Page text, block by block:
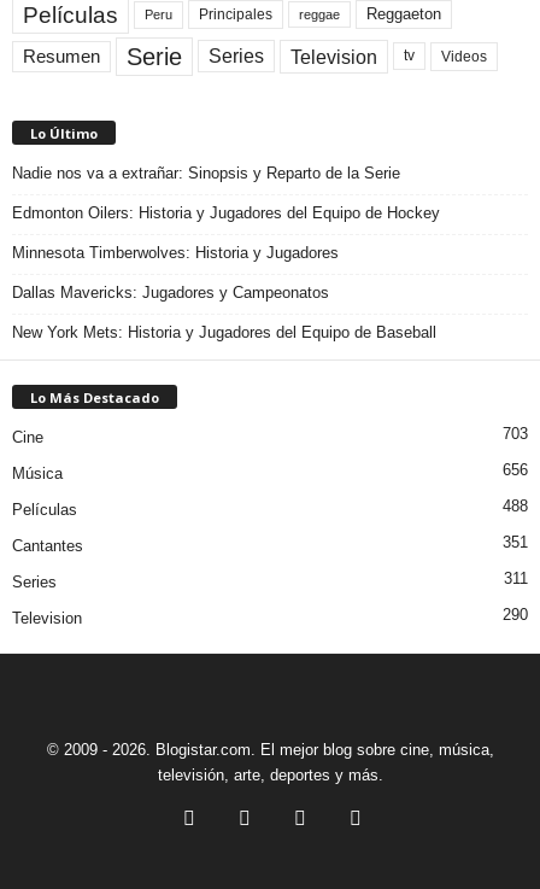
Películas Peru Principales reggae Reggaeton
Resumen Serie Series Television tv Videos
Lo Último
Nadie nos va a extrañar: Sinopsis y Reparto de la Serie
Edmonton Oilers: Historia y Jugadores del Equipo de Hockey
Minnesota Timberwolves: Historia y Jugadores
Dallas Mavericks: Jugadores y Campeonatos
New York Mets: Historia y Jugadores del Equipo de Baseball
Lo Más Destacado
Cine 703
Música 656
Películas 488
Cantantes 351
Series 311
Television 290
© 2009 - 2026. Blogistar.com. El mejor blog sobre cine, música,
televisión, arte, deportes y más.